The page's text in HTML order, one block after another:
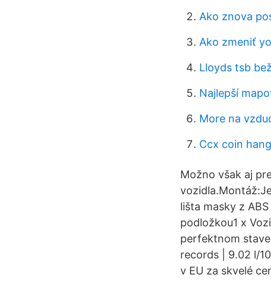
Ako znova
Ako zmeniť
Lloyds tsb
Najlepší
More na
Ccx coin
Možno však aj
lišta masky z
podložkou1 x
perfektnom stave
records | 9.02 l/
v EU za skvelé